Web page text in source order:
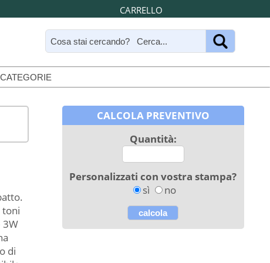
CARRELLO
toni
3W
di
CALCOLA PREVENTIVO
Quantità:
Personalizzati con vostra stampa?
sì
no